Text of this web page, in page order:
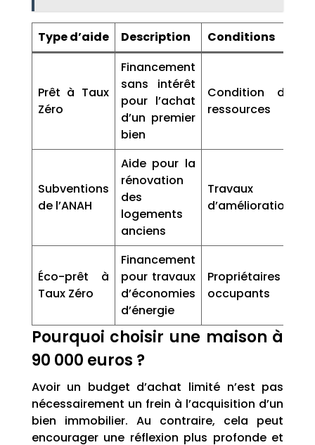
Type d’aide Description Conditions
Prêt à Taux
Zéro
Financement
sans intérêt
pour l’achat
d’un premier
bien
Condition de
ressources
Subventions
de l’ANAH
Aide pour la
rénovation
des
logements
anciens
Travaux
d’amélioration
Éco-prêt à
Taux Zéro
Financement
pour travaux
d’économies
d’énergie
Propriétaires
occupants
Pourquoi choisir une maison à
90 000 euros ?
Avoir un budget d’achat limité n’est pas
nécessairement un frein à l’acquisition d’un
bien immobilier. Au contraire, cela peut
encourager une réflexion plus profonde et